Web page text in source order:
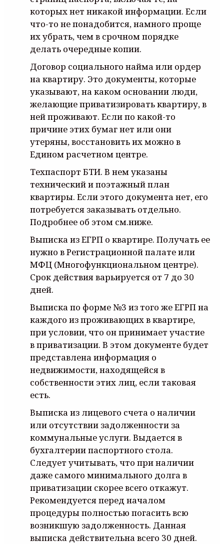
которых нет никакой информации. Если
что-то не понадобится, намного проще
их убрать, чем в срочном порядке
делать очередные копии.
Договор социального найма или ордер
на квартиру. Это документы, которые
указывают, на каком основании люди,
желающие приватизировать квартиру, в
ней проживают. Если по какой-то
причине этих бумаг нет или они
утеряны, восстановить их можно в
Едином расчетном центре.
Техпаспорт БТИ. В нем указаны
технический и поэтажный план
квартиры. Если этого документа нет, его
потребуется заказывать отдельно.
Подробнее об этом см.ниже.
Выписка из ЕГРП о квартире. Получать ее
нужно в Регистрационной палате или
МФЦ (Многофункциональном центре).
Срок действия варьируется от 7 до 30
дней.
Выписка по форме №3 из того же ЕГРП на
каждого из проживающих в квартире,
при условии, что он принимает участие
в приватизации. В этом документе будет
представлена информация о
недвижимости, находящейся в
собственности этих лиц, если таковая
есть.
Выписка из лицевого счета о наличии
или отсутствии задолженности за
коммунальные услуги. Выдается в
бухгалтерии паспортного стола.
Следует учитывать, что при наличии
даже самого минимального долга в
приватизации скорее всего откажут.
Рекомендуется перед началом
процедуры полностью погасить всю
возникшую задолженность. Данная
выписка действительна всего 30 дней.